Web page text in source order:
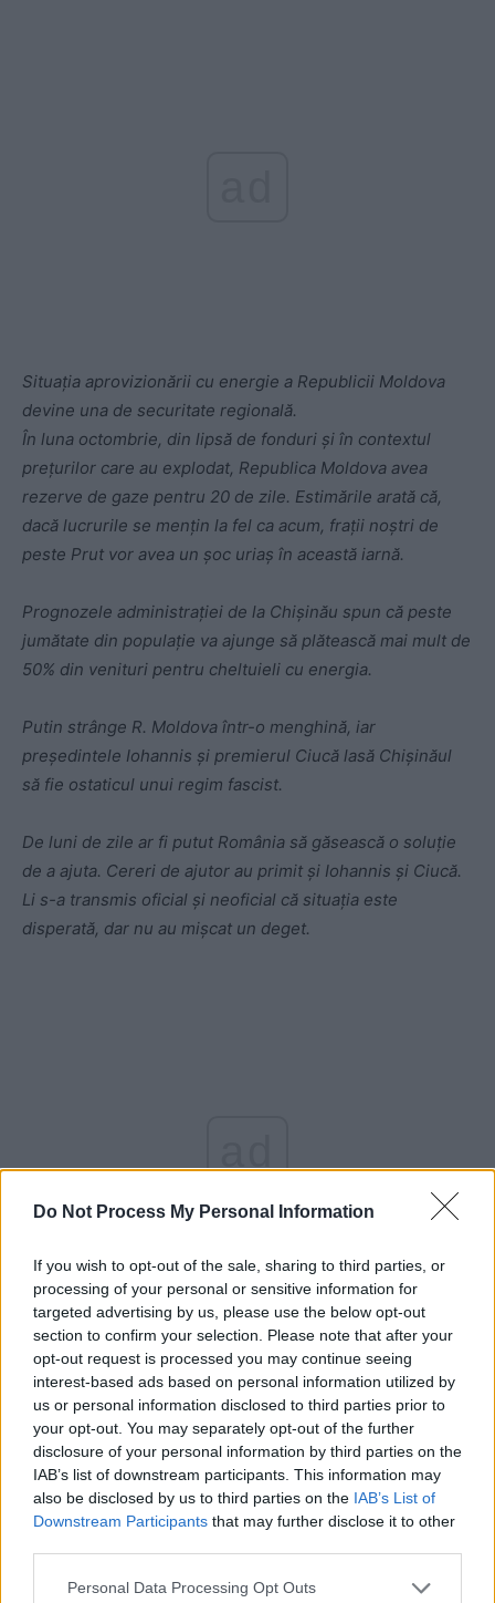
Do Not Process My Personal Information
If you wish to opt-out of the sale, sharing to third parties, or
processing of your personal or sensitive information for
targeted advertising by us, please use the below opt-out
section to confirm your selection. Please note that after your
opt-out request is processed you may continue seeing
interest-based ads based on personal information utilized by
us or personal information disclosed to third parties prior to
your opt-out. You may separately opt-out of the further
disclosure of your personal information by third parties on the
IAB’s list of downstream participants. This information may
also be disclosed by us to third parties on the IAB’s List of
Downstream Participants that may further disclose it to other
Personal Data Processing Opt Outs
Situația aprovizionării cu energie a Republicii Moldova
devine una de securitate regională.
În luna octombrie, din lipsă de fonduri și în contextul
prețurilor care au explodat, Republica Moldova avea
rezerve de gaze pentru 20 de zile. Estimările arată că,
dacă lucrurile se mențin la fel ca acum, frații noștri de
peste Prut vor avea un șoc uriaș în această iarnă.
Prognozele administrației de la Chișinău spun că peste
jumătate din populație va ajunge să plătească mai mult de
50% din venituri pentru cheltuieli cu energia.
Putin strânge R. Moldova într-o menghină, iar
președintele Iohannis și premierul Ciucă lasă Chișinăul
să fie ostaticul unui regim fascist.
De luni de zile ar fi putut România să găsească o soluție
de a ajuta. Cereri de ajutor au primit și Iohannis și Ciucă.
Li s-a transmis oficial și neoficial că situația este
disperată, dar nu au mișcat un deget.
Semnalul diplomatic transmis ar fi fost de o valoare
uriașă. De asemenea, un ajutor practic în această criză
energetică ar fi permis R. Moldova să se rupă energetic
de Rusia (acum depinde în proporție de 100% de
Gazprom).
Ce ar putea face Iohannis și Ciucă? Un gest simplu, cu